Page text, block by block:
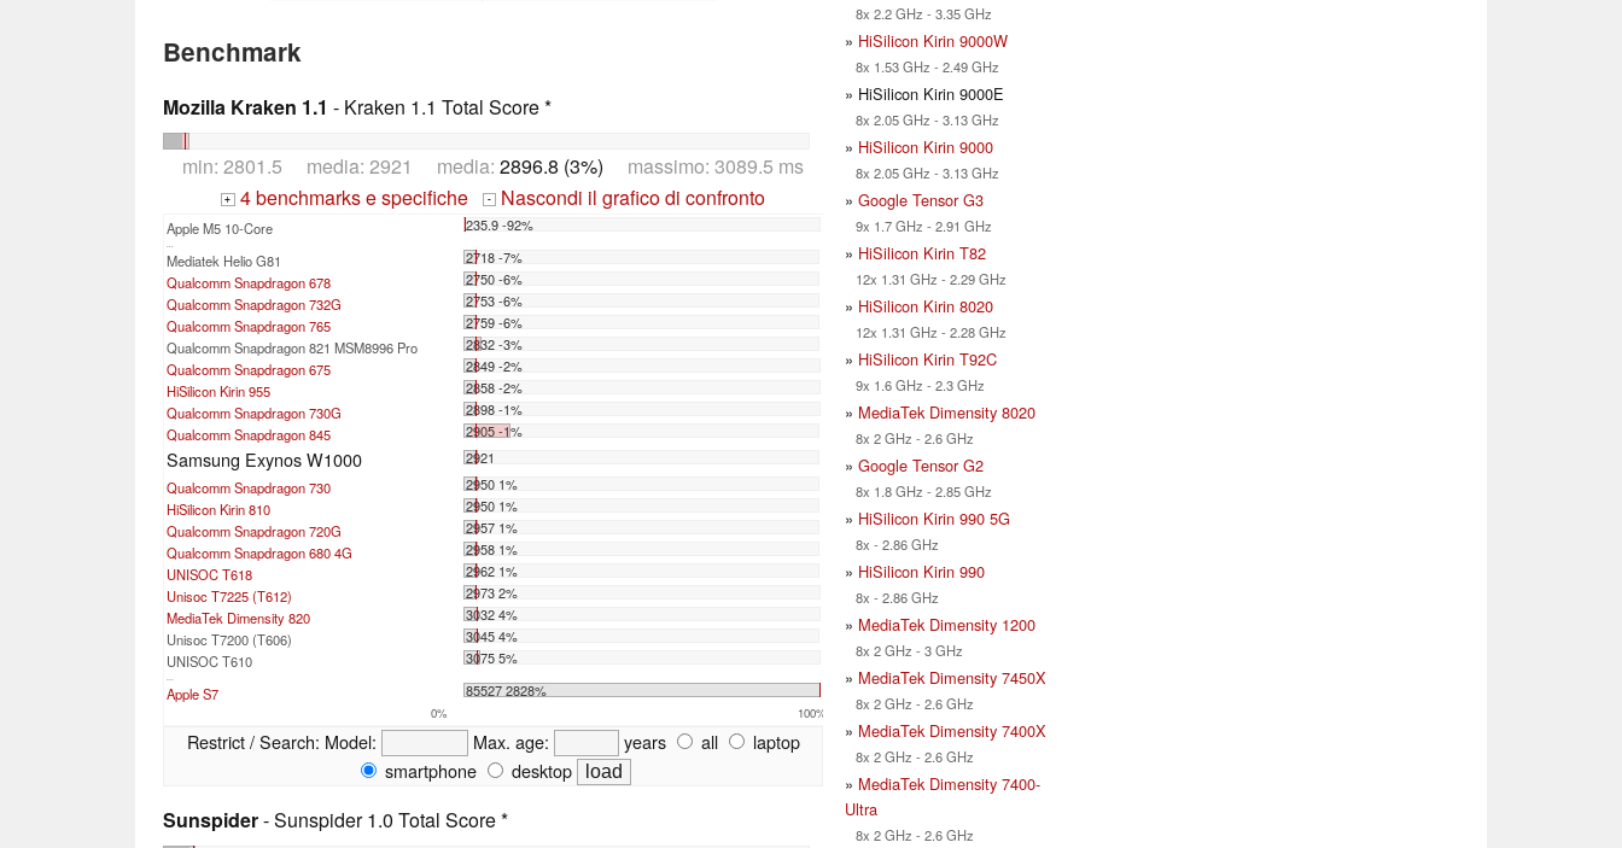
Benchmark
Mozilla Kraken 1.1 - Kraken 1.1 Total Score *
min: 2801.5 media: 2921 media: 2896.8 (3%) massimo: 3089.5 ms
+ 4 benchmarks e specifiche - Nascondi il grafico di confronto
Apple M5 10-Core 235.9 -92%
Mediatek Helio G81
2718 -7%
Qualcomm Snapdragon 678
2750 -6%
Qualcomm Snapdragon 732G
2753 -6%
Qualcomm Snapdragon 765
2759 -6%
Qualcomm Snapdragon 821 MSM8996 Pro
2832 -3%
Qualcomm Snapdragon 675
2849 -2%
HiSilicon Kirin 955
2858 -2%
Qualcomm Snapdragon 730G
2898 -1%
Qualcomm Snapdragon 845
2905 -1%
Samsung Exynos W1000
2921
Qualcomm Snapdragon 730
2950 1%
HiSilicon Kirin 810
2950 1%
Qualcomm Snapdragon 720G
2957 1%
Qualcomm Snapdragon 680 4G
2958 1%
UNISOC T618
2962 1%
Unisoc T7225 (T612)
2973 2%
MediaTek Dimensity 820
3032 4%
Unisoc T7200 (T606)
3045 4%
UNISOC T610
3075 5%
Apple S7 85527 2828%
0% 100%
Restrict / Search: Model: Max. age: years all
laptop
smartphone
desktop
Sunspider- Sunspider 1.0 Total Score *
8x 2.2 GHz - 3.35 GHz
» HiSilicon Kirin 9000W
8x 1.53 GHz - 2.49 GHz
» HiSilicon Kirin 9000E
8x 2.05 GHz - 3.13 GHz
» HiSilicon Kirin 9000
8x 2.05 GHz - 3.13 GHz
» Google Tensor G3
9x 1.7 GHz - 2.91 GHz
» HiSilicon Kirin T82
12x 1.31 GHz - 2.29 GHz
» HiSilicon Kirin 8020
12x 1.31 GHz - 2.28 GHz
» HiSilicon Kirin T92C
9x 1.6 GHz - 2.3 GHz
» MediaTek Dimensity 8020
8x 2 GHz - 2.6 GHz
» Google Tensor G2
8x 1.8 GHz - 2.85 GHz
» HiSilicon Kirin 990 5G
8x - 2.86 GHz
» HiSilicon Kirin 990
8x - 2.86 GHz
» MediaTek Dimensity 1200
8x 2 GHz - 3 GHz
» MediaTek Dimensity 7450X
8x 2 GHz - 2.6 GHz
» MediaTek Dimensity 7400X
8x 2 GHz - 2.6 GHz
» MediaTek Dimensity 7400-
Ultra
8x 2 GHz - 2.6 GHz